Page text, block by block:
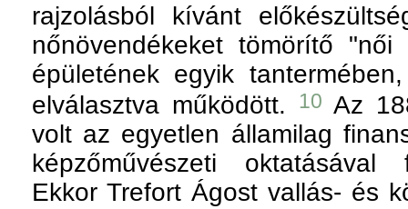
rajzolásból kívánt
nőnövendékeket tömörítő
épületének egyik
elválasztva működött.
10 Az
volt az egyetlen államilag
képzőművészeti oktatásával
Ekkor Trefort Ágost vallás- és